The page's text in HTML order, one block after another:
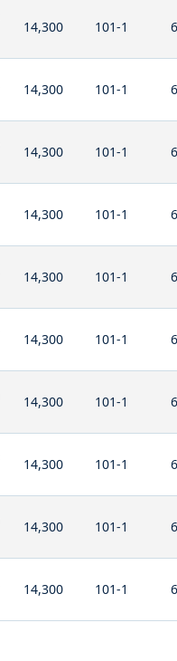
14,300 101-1 6
14,300 101-1 6
14,300 101-1 6
14,300 101-1 6
14,300 101-1 6
14,300 101-1 6
14,300 101-1 6
14,300 101-1 6
14,300 101-1 6
14,300 101-1 6